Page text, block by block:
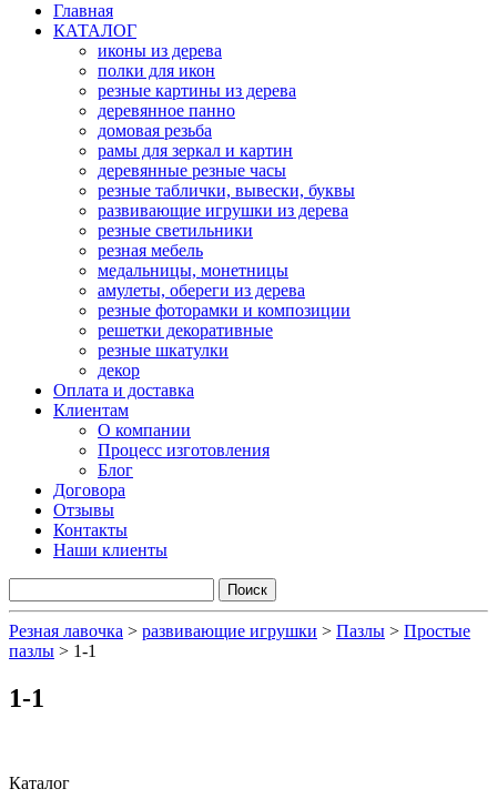
Главная
КАТАЛОГ
иконы из дерева
полки для икон
резные картины из дерева
деревянное панно
домовая резьба
рамы для зеркал и картин
деревянные резные часы
резные таблички, вывески, буквы
развивающие игрушки из дерева
резные светильники
резная мебель
медальницы, монетницы
амулеты, обереги из дерева
резные фоторамки и композиции
решетки декоративные
резные шкатулки
декор
Оплата и доставка
Клиентам
О компании
Процесс изготовления
Блог
Договора
Отзывы
Контакты
Наши клиенты
Резная лавочка > развивающие игрушки > Пазлы > Простые
пазлы > 1-1
1-1
Каталог